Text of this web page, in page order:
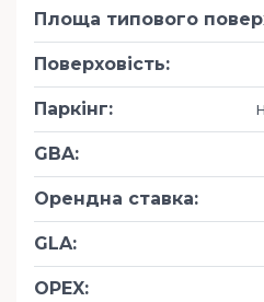
Площа типового
Поверховість:
Паркінг:
GBA:
Орендна ставка:
GLA:
OPEX: